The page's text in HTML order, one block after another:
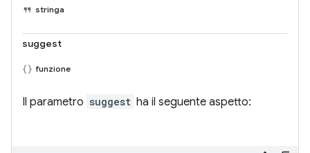
stringa
suggest
funzione
Il parametro suggest ha il seguente aspetto: